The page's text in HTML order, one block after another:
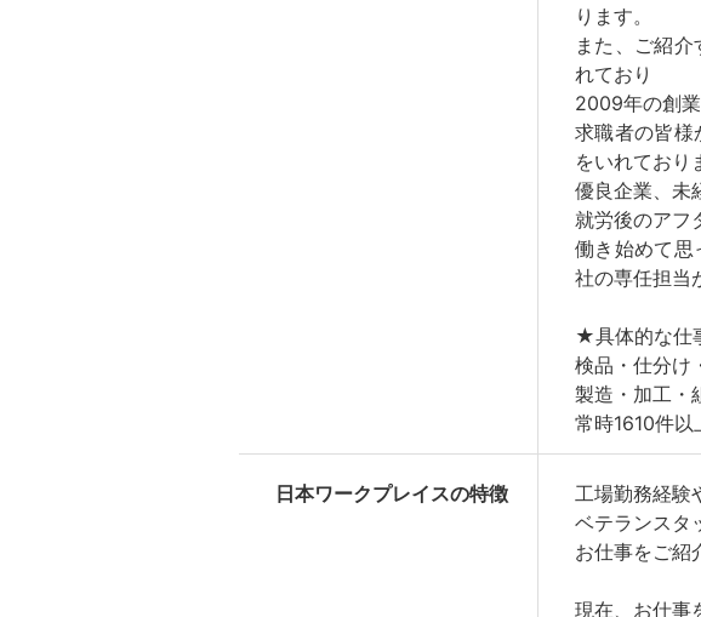
ります。
また、ご紹
れており
2009年の創
求職者の皆様
をいれており
優良企業、未
就労後のアフ
働き始めて思
社の専任担当
★具体的な仕
検品・仕分け
製造・加工・
常時1610件以
日本ワークプレイスの特徴
工場勤務経験
ベテランスタ
お仕事をご紹
現在、お仕事